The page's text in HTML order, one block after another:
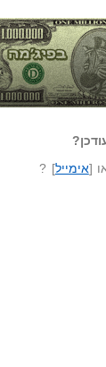
שאל שאלה
[אימייל] ?